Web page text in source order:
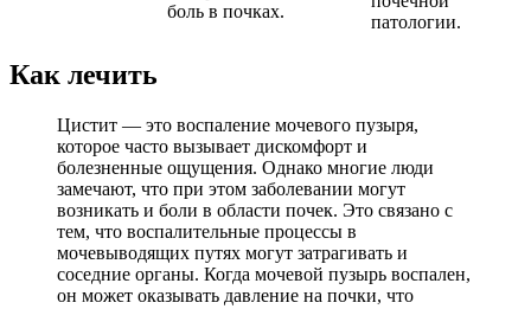
боль в почках.
патологии.
Как лечить
Цистит — это воспаление мочевого пузыря,
которое часто вызывает дискомфорт и
болезненные ощущения. Однако многие люди
замечают, что при этом заболевании могут
возникать и боли в области почек. Это связано с
тем, что воспалительные процессы в
мочевыводящих путях могут затрагивать и
соседние органы. Когда мочевой пузырь воспален,
он может оказывать давление на почки, что